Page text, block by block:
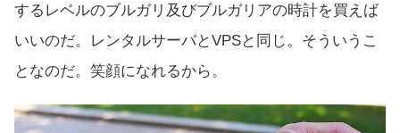
するレベルのブルガリ及びブルガリアの時計を買えば
いいのだ。レンタルサーバとVPSと同じ。そういうこ
となのだ。笑顔になれるから。